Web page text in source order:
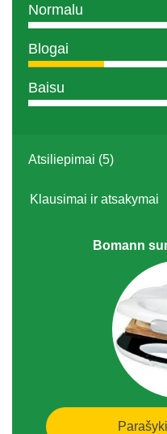
Normalu
Blogai
Baisu
Atsiliepimai (5)
Klausimai ir atsakymai
Bomann